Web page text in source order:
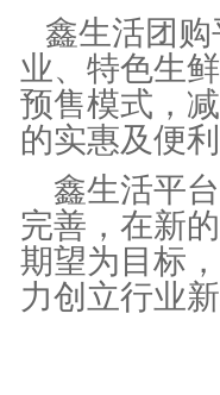
鑫生活团购
业、特色生
预售模式，
的实惠及便
鑫生活平台
完善，在新
期望为目标
力创立行业